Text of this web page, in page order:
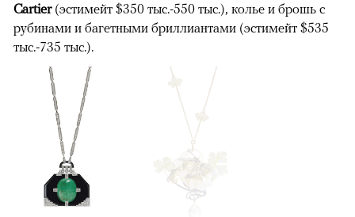
Cartier(эстимейт $350 тыс.-550 тыс.), колье и брошь с
рубинами и багетными бриллиантами (эстимейт $535
тыс.-735 тыс.).